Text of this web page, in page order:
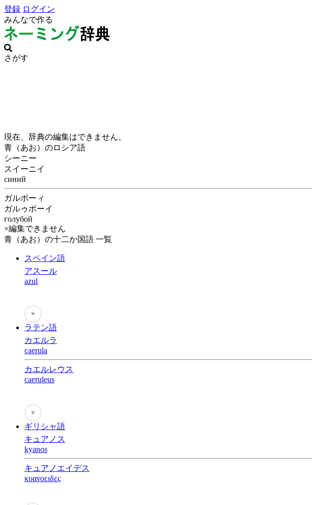
登録 ログイン
みんなで作る
さがす
現在、辞典の編集はできません。
青（あお）のロシア語
シーニー
スイーニイ
синий
ガルボーィ
ガルゥボーイ
голубой
×編集できません
青（あお）の十二か国語 一覧
スペイン語
アスール
azul
♥
ラテン語
カエルラ
caerula
カエルレウス
caeruleus
♥
ギリシャ語
キュアノス
kyanos
キュアノエイデス
κυανοειδες